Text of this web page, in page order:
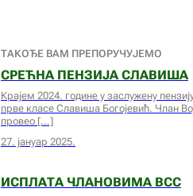
ТАКОЂЕ ВАМ ПРЕПОРУЧУЈЕМО
СРЕЋНА ПЕНЗИЈА СЛАВИША
Крајем 2024. године у заслужену
прве класе Славиша Богојевић. Члан
провео
27. јануар 2025.
ИСПЛАТА ЧЛАНОВИМА ВСС